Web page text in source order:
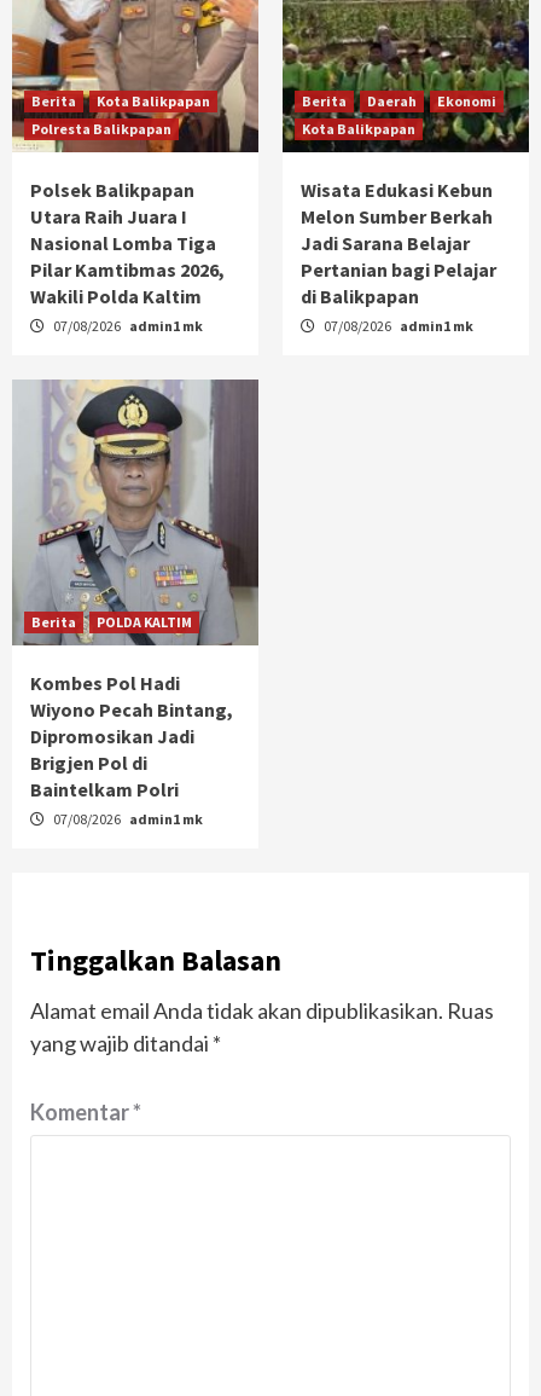
Berita
Kota Balikpapan
Polresta Balikpapan
Polsek Balikpapan
Utara Raih Juara I
Nasional Lomba Tiga
Pilar Kamtibmas 2026,
Wakili Polda Kaltim
07/08/2026 admin1 mk
Berita Daerah
Ekonomi
Kota Balikpapan
Wisata Edukasi Kebun
Melon Sumber Berkah
Jadi Sarana Belajar
Pertanian bagi Pelajar
di Balikpapan
07/08/2026 admin1 mk
Berita POLDA KALTIM
Kombes Pol Hadi
Wiyono Pecah Bintang,
Dipromosikan Jadi
Brigjen Pol di
Baintelkam Polri
07/08/2026 admin1 mk
Tinggalkan Balasan
Alamat email Anda tidak akan dipublikasikan. Ruas
yang wajib ditandai *
Komentar*